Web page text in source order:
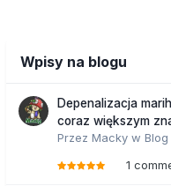
Wpisy na blogu
Depenalizacja
coraz większym
Przez Macky w
1